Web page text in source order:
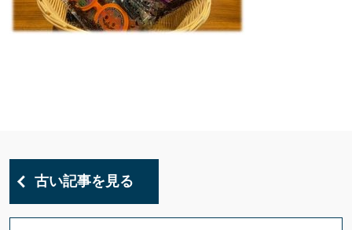
古い記事を見る